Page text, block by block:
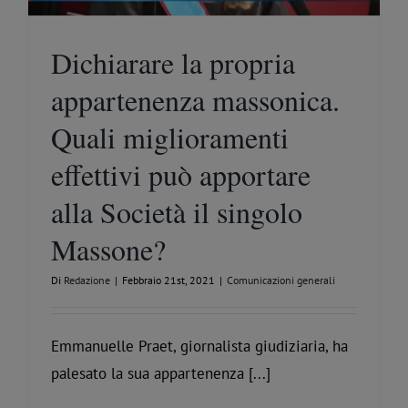
Dichiarare la propria
appartenenza massonica.
Quali miglioramenti
effettivi può apportare
alla Società il singolo
Massone?
Di Redazione | Febbraio 21st, 2021 | Comunicazioni generali
Emmanuelle Praet, giornalista giudiziaria, ha
palesato la sua appartenenza [...]